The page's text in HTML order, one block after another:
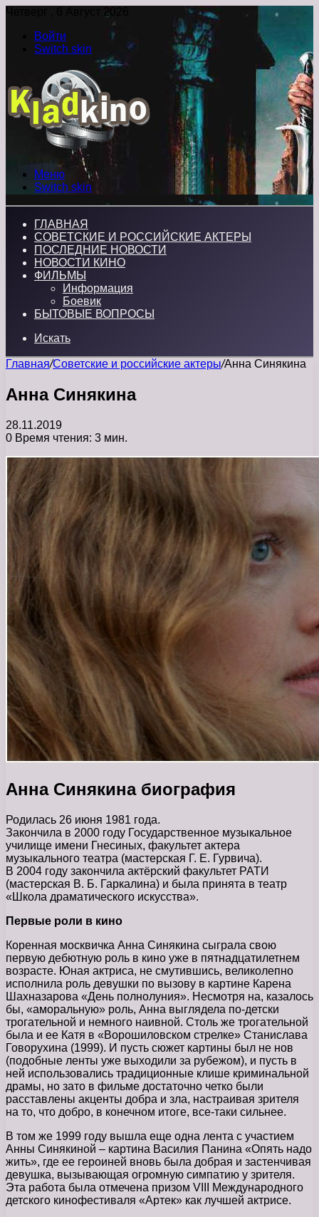
Четверг , 6 Август 2026
Войти
Switch skin
Меню
Switch skin
ГЛАВНАЯ
СОВЕТСКИЕ И РОССИЙСКИЕ АКТЕРЫ
ПОСЛЕДНИЕ НОВОСТИ
НОВОСТИ КИНО
ФИЛЬМЫ
Информация
Боевик
БЫТОВЫЕ ВОПРОСЫ
Искать
Главная/Советские и российские актеры/Анна Синякина
Анна Синякина
28.11.2019
0 Время чтения: 3 мин.
Анна Синякина биография
Родилась 26 июня 1981 года.
Закончила в 2000 году Государственное музыкальное
училище имени Гнесиных, факультет актера
музыкального театра (мастерская Г. Е. Гурвича).
В 2004 году закончила актёрский факультет РАТИ
(мастерская В. Б. Гаркалина) и была принята в театр
«Школа драматического искусства».
Первые роли в кино
Коренная москвичка Анна Синякина сыграла свою
первую дебютную роль в кино уже в пятнадцатилетнем
возрасте. Юная актриса, не смутившись, великолепно
исполнила роль девушки по вызову в картине Карена
Шахназарова «День полнолуния». Несмотря на, казалось
бы, «аморальную» роль, Анна выглядела по-детски
трогательной и немного наивной. Столь же трогательной
была и ее Катя в «Ворошиловском стрелке» Станислава
Говорухина (1999). И пусть сюжет картины был не нов
(подобные ленты уже выходили за рубежом), и пусть в
ней использовались традиционные клише криминальной
драмы, но зато в фильме достаточно четко были
расставлены акценты добра и зла, настраивая зрителя
на то, что добро, в конечном итоге, все-таки сильнее.
В том же 1999 году вышла еще одна лента с участием
Анны Синякиной – картина Василия Панина «Опять надо
жить», где ее героиней вновь была добрая и застенчивая
девушка, вызывающая огромную симпатию у зрителя.
Эта работа была отмечена призом VIII Международного
детского кинофестиваля «Артек» как лучшей актрисе.